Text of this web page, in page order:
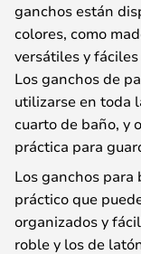
ganchos están
colores, como
versátiles y
Los ganchos de
utilizarse en toda
cuarto de baño, y
práctica para
Los ganchos
práctico que
organizados y
roble y los de